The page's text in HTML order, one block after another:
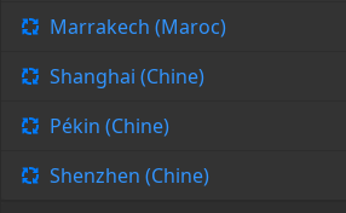
Marrakech (Maroc)
Shanghai (Chine)
Pékin (Chine)
Shenzhen (Chine)